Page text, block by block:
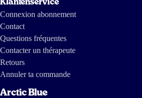
Helemaal tevreden. Handig dat zowel mijn
dochter van 7 deze makkelijk doorslikken en
Tes
Klantenservice
Connexion abonnement
Contact
Questions fréquentes
Contacter un thérapeute
Retours
Annuler ta commande
Arctic Blue